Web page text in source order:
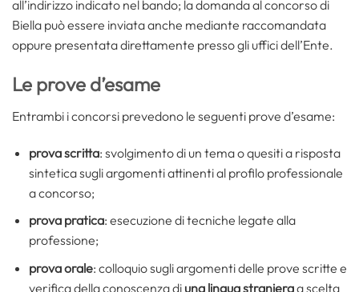
all’indirizzo indicato nel bando; la domanda al concorso di
Biella può essere inviata anche mediante raccomandata
oppure presentata direttamente presso gli uffici dell’Ente.
Le prove d’esame
Entrambi i concorsi prevedono le seguenti prove d’esame:
prova scritta: svolgimento di un tema o quesiti a risposta
sintetica sugli argomenti attinenti al profilo professionale
a concorso;
prova pratica: esecuzione di tecniche legate alla
professione;
prova orale: colloquio sugli argomenti delle prove scritte e
verifica della conoscenza di una lingua stranieraa scelta